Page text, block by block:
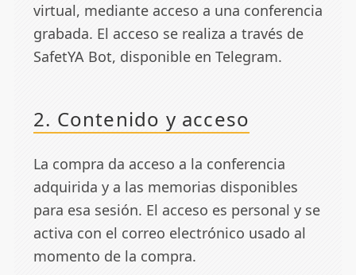
virtual, mediante acceso a una conferencia
grabada. El acceso se realiza a través de
SafetYA Bot, disponible en Telegram.
2. Contenido y acceso
La compra da acceso a la conferencia
adquirida y a las memorias disponibles
para esa sesión. El acceso es personal y se
activa con el correo electrónico usado al
momento de la compra.